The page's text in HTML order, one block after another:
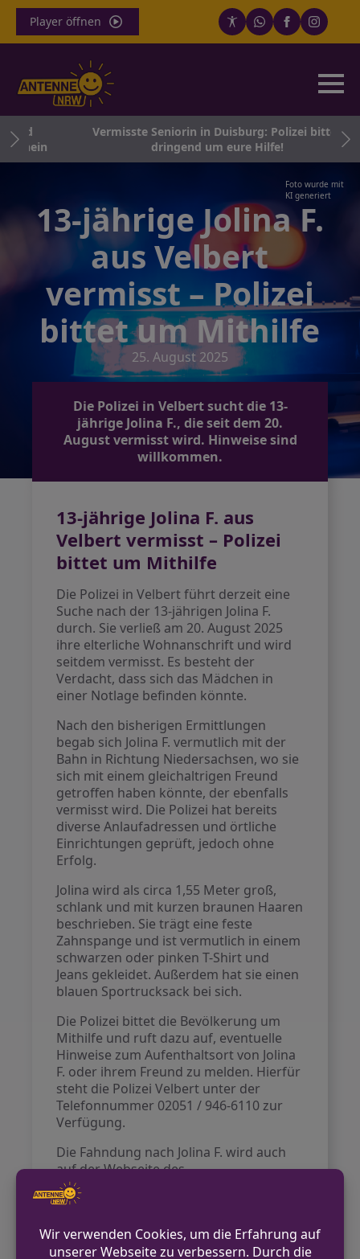
Player öffnen
Vermisste Seniorin in Duisburg: Polizei bittet
dringend um eure Hilfe!
Foto wurde mit
KI generiert
13-jährige Jolina F.
aus Velbert
vermisst – Polizei
bittet um Mithilfe
25. August 2025
Die Polizei in Velbert sucht die 13-
jährige Jolina F., die seit dem 20.
August vermisst wird. Hinweise sind
willkommen.
13-jährige Jolina F. aus
Velbert vermisst – Polizei
bittet um Mithilfe
Die Polizei in Velbert führt derzeit eine
Suche nach der 13-jährigen Jolina F.
durch. Sie verließ am 20. August 2025
ihre elterliche Wohnanschrift und wird
seitdem vermisst. Es besteht der
Verdacht, dass sich das Mädchen in
einer Notlage befinden könnte.
Nach den bisherigen Ermittlungen
begab sich Jolina F. vermutlich mit der
Bahn in Richtung Niedersachsen, wo sie
sich mit einem gleichaltrigen Freund
getroffen haben könnte, der ebenfalls
vermisst wird. Die Polizei hat bereits
diverse Anlaufadressen und örtliche
Einrichtungen geprüft, jedoch ohne
Erfolg.
Jolina wird als circa 1,55 Meter groß,
schlank und mit kurzen braunen Haaren
beschrieben. Sie trägt eine feste
Zahnspange und ist vermutlich in einem
schwarzen oder pinken T-Shirt und
Jeans gekleidet. Außerdem hat sie einen
blauen Sportrucksack bei sich.
Die Polizei bittet die Bevölkerung um
Mithilfe und ruft dazu auf, eventuelle
Hinweise zum Aufenthaltsort von Jolina
F. oder ihrem Freund zu melden. Hierfür
steht die Polizei Velbert unter der
Telefonnummer 02051 / 946-6110 zur
Verfügung.
Die Fahndung nach Jolina F. wird auch
auf der Webseite des
Landeskriminalamtes veröffentlicht.
Kontakt für Hinweise /
Pressestelle